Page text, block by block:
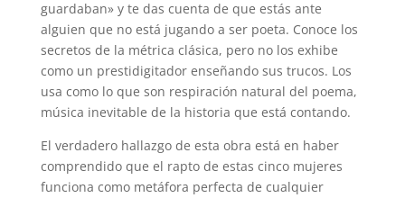
guardaban» y te das cuenta de que estás ante
alguien que no está jugando a ser poeta. Conoce los
secretos de la métrica clásica, pero no los exhibe
como un prestidigitador enseñando sus trucos. Los
usa como lo que son respiración natural del poema,
música inevitable de la historia que está contando.
El verdadero hallazgo de esta obra está en haber
comprendido que el rapto de estas cinco mujeres
funciona como metáfora perfecta de cualquier